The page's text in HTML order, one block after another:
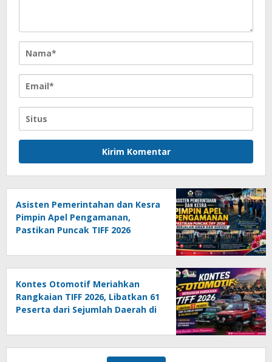
Asisten Pemerintahan dan Kesra
Pimpin Apel Pengamanan,
Pastikan Puncak TIFF 2026
Kontes Otomotif Meriahkan
Rangkaian TIFF 2026, Libatkan 61
Peserta dari Sejumlah Daerah di